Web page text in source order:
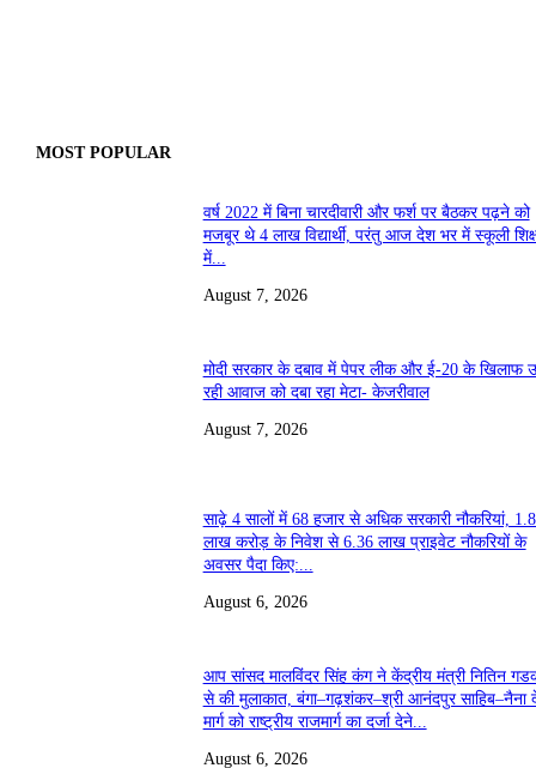
MOST POPULAR
वर्ष 2022 में बिना चारदीवारी और फर्श पर बैठकर पढ़ने को
मजबूर थे 4 लाख विद्यार्थी, परंतु आज देश भर में स्कूली
में...
August 7, 2026
मोदी सरकार के दबाव में पेपर लीक और ई-20 के खिलाफ
रही आवाज को दबा रहा मेटा- केजरीवाल
August 7, 2026
साढ़े 4 सालों में 68 हजार से अधिक सरकारी नौकरियां,
लाख करोड़ के निवेश से 6.36 लाख प्राइवेट नौकरियों के
अवसर पैदा किए:...
August 6, 2026
आप सांसद मालविंदर सिंह कंग ने केंद्रीय मंत्री नितिन
से की मुलाकात, बंगा–गढ़शंकर–श्री आनंदपुर साहिब–नैना
मार्ग को राष्ट्रीय राजमार्ग का दर्जा देने...
August 6, 2026